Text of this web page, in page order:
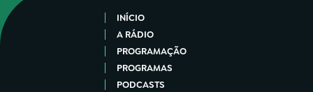
INÍCIO
A RÁDIO
PROGRAMAÇÃO
PROGRAMAS
PODCASTS